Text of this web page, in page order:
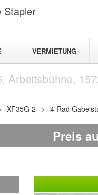
Stapler
VERMIETUNG
XF35G-2 4-Rad
Preis